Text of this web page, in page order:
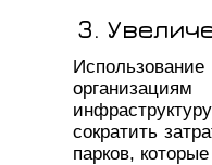
3.
сократить
парков,